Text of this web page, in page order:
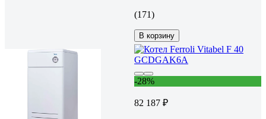
(171)
В корзину
-28%
82 187 ₽